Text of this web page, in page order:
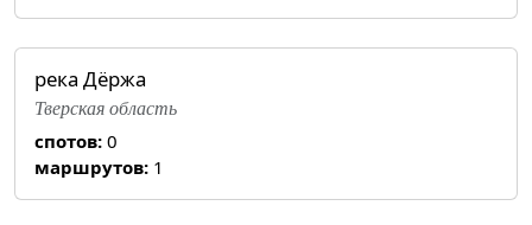
река Дёржа
Тверская область
спотов: 0
маршрутов: 1